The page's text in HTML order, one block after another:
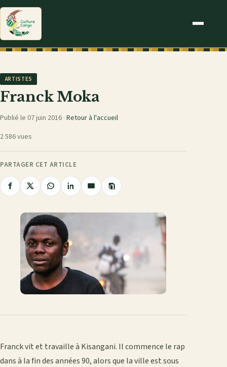
ARTISTES
Franck Moka
Publié le 07 juin 2016 · Retour à l'accueil
2 586 vues
PARTAGER CET ARTICLE
Partager
Facebook
Partager
X
Partager
WhatsApp
PartagerPartager
Copier
le
Franck vit et travaille à Kisangani. Il commence le rap
dans à la fin des années 90, alors que la ville est sous